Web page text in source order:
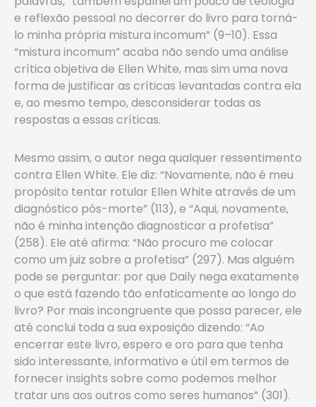
e reflexão pessoal no decorrer do livro para torná-
lo minha própria mistura incomum” (9–10). Essa
“mistura incomum” acaba não sendo uma análise
crítica objetiva de Ellen White, mas sim uma nova
forma de justificar as críticas levantadas contra ela
e, ao mesmo tempo, desconsiderar todas as
respostas a essas críticas.
Mesmo assim, o autor nega qualquer ressentimento
contra Ellen White. Ele diz: “Novamente, não é meu
propósito tentar rotular Ellen White através de um
diagnóstico pós-morte” (113), e “Aqui, novamente,
não é minha intenção diagnosticar a profetisa”
(258). Ele até afirma: “Não procuro me colocar
como um juiz sobre a profetisa” (297). Mas alguém
pode se perguntar: por que Daily nega exatamente
o que está fazendo tão enfaticamente ao longo do
livro? Por mais incongruente que possa parecer, ele
até conclui toda a sua exposição dizendo: “Ao
encerrar este livro, espero e oro para que tenha
sido interessante, informativo e útil em termos de
fornecer insights sobre como podemos melhor
tratar uns aos outros como seres humanos” (301).